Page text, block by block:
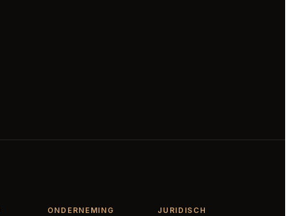
ONDERNEMING JURIDISCH